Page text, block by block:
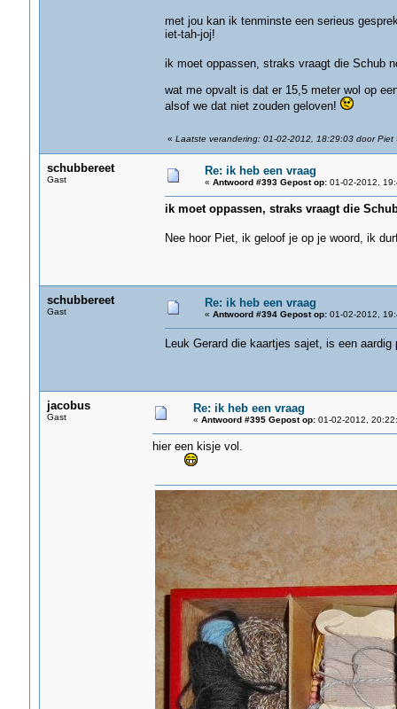
met jou kan ik tenminste een serieus
iet-tah-joj!
ik moet oppassen, straks vraagt die Schub
wat me opvalt is dat er 15,5 meter wol op
alsof we dat niet zouden geloven!
« Laatste verandering: 01-02-2012, 18:29:03 door Piet
schubbereet
Gast
Re: ik heb een vraag
« Antwoord #393 Gepost op:01-02-2012,
ik moet oppassen, straks vraagt die
Nee hoor Piet, ik geloof je op je woord, ik
schubbereet
Gast
Re: ik heb een vraag
« Antwoord #394 Gepost op:01-02-2012,
Leuk Gerard die kaartjes sajet, is een
jacobus
Gast
Re: ik heb een vraag
« Antwoord #395 Gepost op:01-02-2012,
hier een kisje vol.